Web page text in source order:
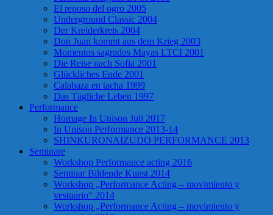
El reposo del ogro 2005
Underground Classic 2004
Der Kreiderkreis 2004
Don Juan kommt aus dem Krieg 2003
Momentos sagrados Mayas LTCI 2001
Die Reise nach Sofia 2001
Glückliches Ende 2001
Calabaza en tacha 1999
Das Tägliche Leben 1997
Performance
Homage In Unison Juli 2017
In Unison Performance 2013-14
SHINKURONAIZUDO PERFORMANCE 2013
Seminare
Workshop Performance acting 2016
Seminar Bildende Kunst 2014
Workshop „Performance Acting – movimiento y
vestuario“ 2014
Workshop „Performance Acting – movimiento y